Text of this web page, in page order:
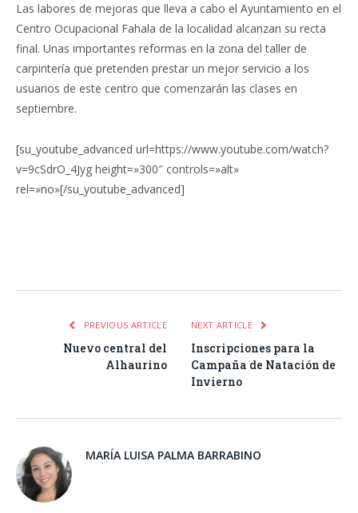
Las labores de mejoras que lleva a cabo el Ayuntamiento en el
Centro Ocupacional Fahala de la localidad alcanzan su recta
final. Unas importantes reformas en la zona del taller de
carpintería que pretenden prestar un mejor servicio a los
usuarios de este centro que comenzarán las clases en
septiembre.
[su_youtube_advanced url=https://www.youtube.com/watch?
v=9cSdrO_4Jyg height=»300″ controls=»alt»
rel=»no»[/su_youtube_advanced]
PREVIOUS ARTICLE
Nuevo central del
Alhaurino
NEXT ARTICLE
Inscripciones para la
Campaña de Natación de
Invierno
MARÍA LUISA PALMA BARRABINO